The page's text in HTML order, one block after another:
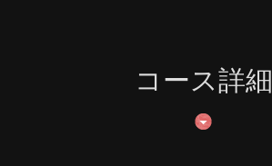
コース詳細